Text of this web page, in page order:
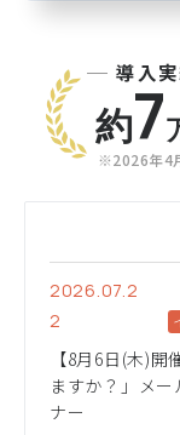
導入
約7
※2026年4
2026.07.2
2
【8月6日(木)
ますか？」メ
ナー